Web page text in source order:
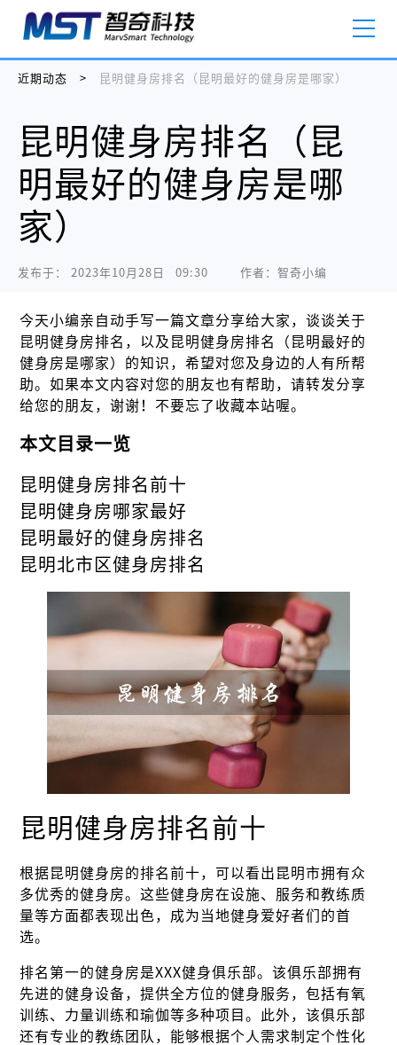
近期动态 > 昆明健身房排名（昆明最好的健身房是哪家）
昆明健身房排名（昆
明最好的健身房是哪
家）
发布于： 2023年10月28日   09:30 作者：智奇小编
今天小编亲自动手写一篇文章分享给大家，谈谈关于
昆明健身房排名，以及昆明健身房排名（昆明最好的
健身房是哪家）的知识，希望对您及身边的人有所帮
助。如果本文内容对您的朋友也有帮助，请转发分享
给您的朋友，谢谢！不要忘了收藏本站喔。
本文目录一览
昆明健身房排名前十
昆明健身房哪家最好
昆明最好的健身房排名
昆明北市区健身房排名
昆明健身房排名前十
根据昆明健身房的排名前十，可以看出昆明市拥有众
多优秀的健身房。这些健身房在设施、服务和教练质
量等方面都表现出色，成为当地健身爱好者们的首
选。
排名第一的健身房是XXX健身俱乐部。该俱乐部拥有
先进的健身设备，提供全方位的健身服务，包括有氧
训练、力量训练和瑜伽等多种项目。此外，该俱乐部
还有专业的教练团队，能够根据个人需求制定个性化